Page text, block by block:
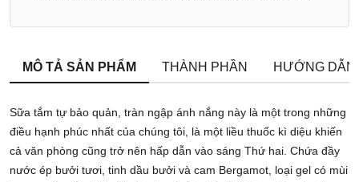
MÔ TẢ SẢN PHẨM THÀNH PHẦN HƯỚNG
Sữa tắm tự bảo quản, tràn ngập ánh nắng này là một trong những
điều hạnh phúc nhất của chúng tôi, là một liều thuốc kì diệu khiến
cả văn phòng cũng trở nên hấp dẫn vào sáng Thứ hai. Chứa đầy
nước ép bưởi tươi, tinh dầu bưởi và cam Bergamot, loại gel có mùi